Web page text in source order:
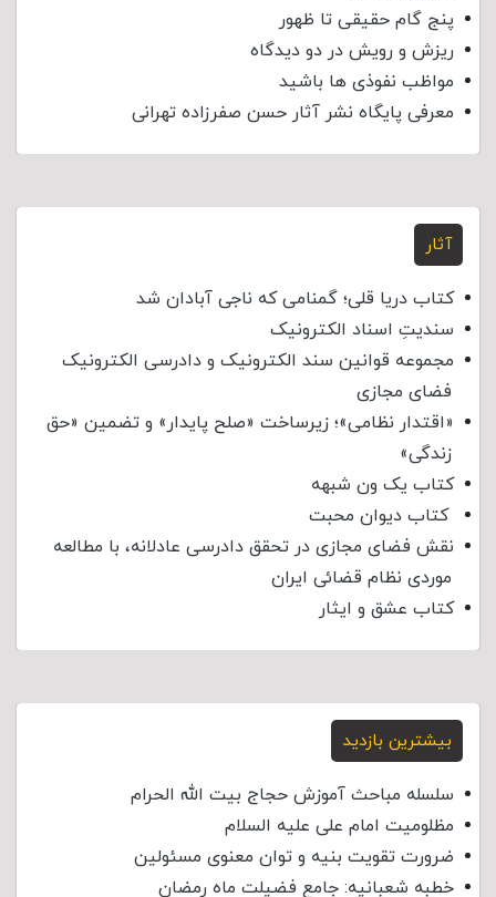
پنج گام حقیقی تا ظهور
ریزش و رویش در دو دیدگاه
مواظب نفوذی‌ ها باشید
معرفی پایگاه نشر آثار حسن صفرزاده تهرانی
آثار
کتاب دریا قلی؛ گمنامی که ناجی آبادان شد
سندیتِ اسناد الکترونیک
مجموعه قوانین سند الکترونیک و دادرسی الکترونیک
فضای مجازی
«اقتدار نظامی»؛ زیرساخت «صلح پایدار» و تضمین «حق
زندگی»
کتاب یک ون شبهه
کتاب دیوان محبت
نقش فضای مجازی در تحقق دادرسی عادلانه، با مطالعه
موردی نظام قضائی ایران
کتاب عشق و ایثار
بیشترین بازدید
سلسله مباحث آموزش حجاج بیت الله الحرام
مظلومیت امام علی علیه السلام
ضرورت تقویت بنیه و توان معنوی مسئولین
خطبه شعبانیه: جامع فضیلت ماه رمضان